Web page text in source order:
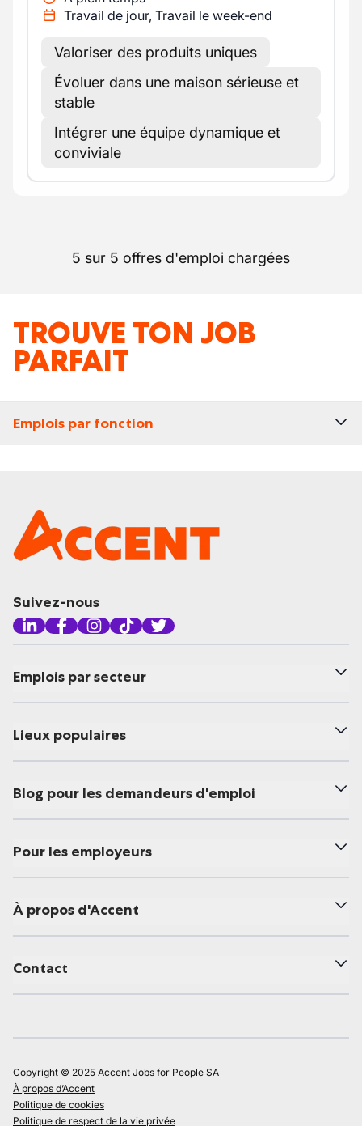
Travail de jour, Travail le week-end
Valoriser des produits uniques
Évoluer dans une maison sérieuse et
stable
Intégrer une équipe dynamique et
conviviale
5 sur 5 offres d'emploi chargées
TROUVE TON JOB
PARFAIT
Emplois par fonction
Suivez-nous
Emplois par secteur
Lieux populaires
Blog pour les demandeurs d'emploi
Pour les employeurs
À propos d'Accent
Contact
Copyright © 2025 Accent Jobs for People SA
À propos d’Accent
Politique de cookies
Politique de respect de la vie privée